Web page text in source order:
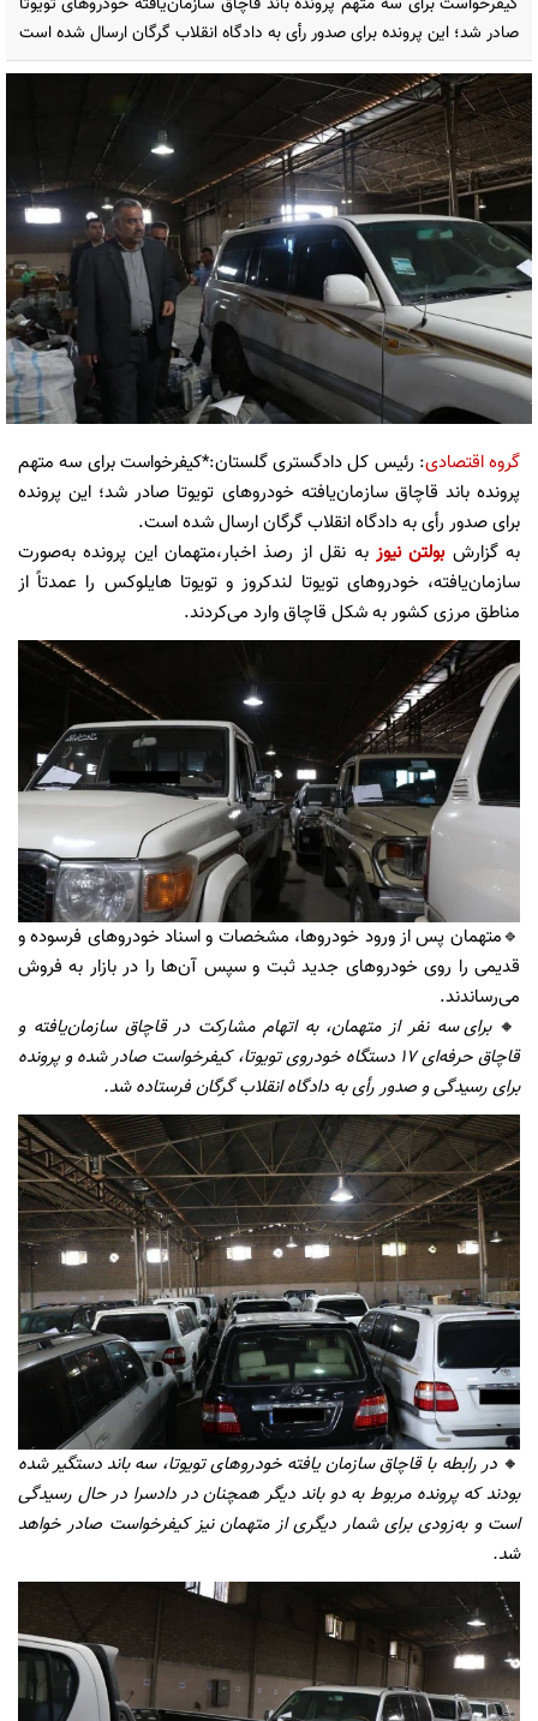
صادر شد؛ این پرونده برای صدور رأی به دادگاه انقلاب گرگان ارسال شده است
گروه اقتصادی: رئیس کل دادگستری گلستان:*کیفرخواست برای سه متهم
پرونده باند قاچاق سازمان‌یافته خودروهای تویوتا صادر شد؛ این پرونده
برای صدور رأی به دادگاه انقلاب گرگان ارسال شده است.
به گزارشبولتن نیوز به نقل از رصذ اخبار،متهمان این پرونده به‌صورت
سازمان‌یافته، خودروهای تویوتا لندکروز و تویوتا هایلوکس را عمدتاً از
مناطق مرزی کشور به شکل قاچاق وارد می‌کردند.
🔹متهمان پس از ورود خودروها، مشخصات و اسناد خودروهای فرسوده و
قدیمی را روی خودروهای جدید ثبت و سپس آن‌ها را در بازار به فروش
می‌رساندند.
🔸برای سه نفر از متهمان، به اتهام مشارکت در قاچاق سازمان‌یافته و
قاچاق حرفه‌ای ۱۷ دستگاه خودروی تویوتا، کیفرخواست صادر شده و پرونده
برای رسیدگی و صدور رأی به دادگاه انقلاب گرگان فرستاده شد.
🔸در رابطه با قاچاق سازمان یافته خودروهای تویوتا، سه باند دستگیر شده
بودند که پرونده مربوط به دو باند دیگر همچنان در دادسرا در حال رسیدگی
است و به‌زودی برای شمار دیگری از متهمان نیز کیفرخواست صادر خواهد
شد.